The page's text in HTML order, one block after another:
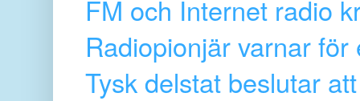
FM och Internet radio
Radiopionjär varnar
Tysk delstat beslutar